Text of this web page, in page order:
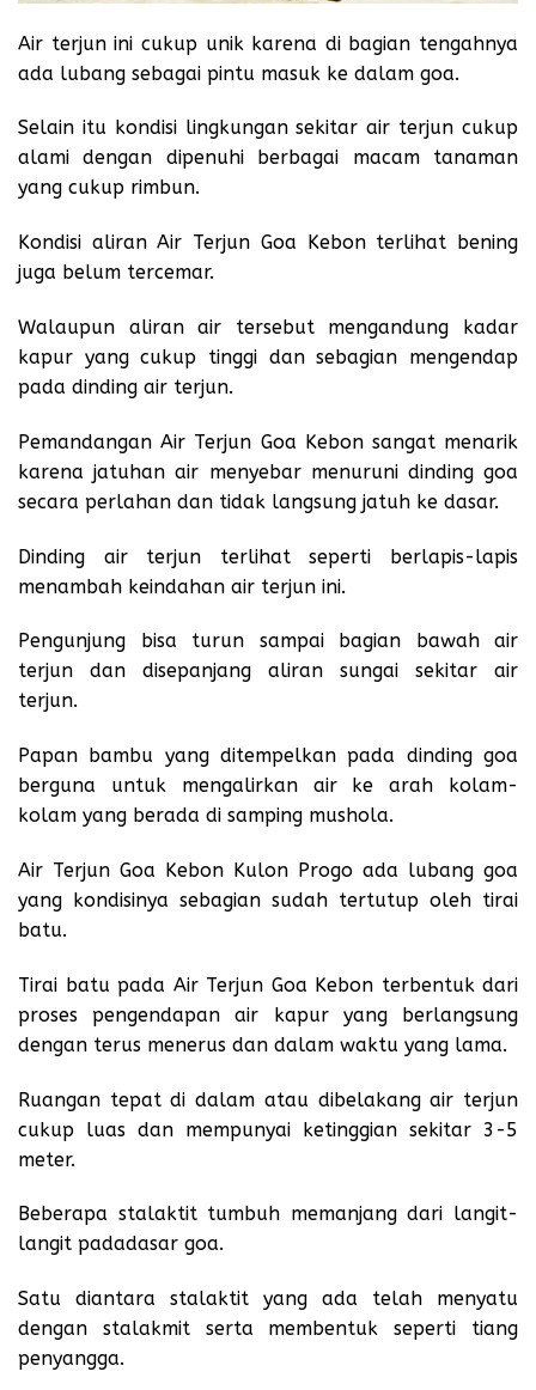
Air terjun ini cukup unik karena di bagian tengahnya
ada lubang sebagai pintu masuk ke dalam goa.
Selain itu kondisi lingkungan sekitar air terjun cukup
alami dengan dipenuhi berbagai macam tanaman
yang cukup rimbun.
Kondisi aliran Air Terjun Goa Kebon terlihat bening
juga belum tercemar.
Walaupun aliran air tersebut mengandung kadar
kapur yang cukup tinggi dan sebagian mengendap
pada dinding air terjun.
Pemandangan Air Terjun Goa Kebon sangat menarik
karena jatuhan air menyebar menuruni dinding goa
secara perlahan dan tidak langsung jatuh ke dasar.
Dinding air terjun terlihat seperti berlapis-lapis
menambah keindahan air terjun ini.
Pengunjung bisa turun sampai bagian bawah air
terjun dan disepanjang aliran sungai sekitar air
terjun.
Papan bambu yang ditempelkan pada dinding goa
berguna untuk mengalirkan air ke arah kolam-
kolam yang berada di samping mushola.
Air Terjun Goa Kebon Kulon Progo ada lubang goa
yang kondisinya sebagian sudah tertutup oleh tirai
batu.
Tirai batu pada Air Terjun Goa Kebon terbentuk dari
proses pengendapan air kapur yang berlangsung
dengan terus menerus dan dalam waktu yang lama.
Ruangan tepat di dalam atau dibelakang air terjun
cukup luas dan mempunyai ketinggian sekitar 3-5
meter.
Beberapa stalaktit tumbuh memanjang dari langit-
langit padadasar goa.
Satu diantara stalaktit yang ada telah menyatu
dengan stalakmit serta membentuk seperti tiang
penyangga.